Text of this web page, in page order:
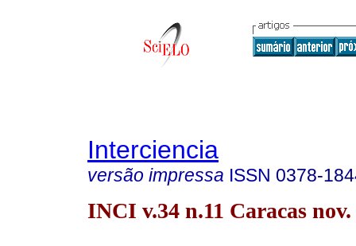
Interciencia
versão impressa ISSN 0378-
INCI v.34 n.11 Caracas nov.